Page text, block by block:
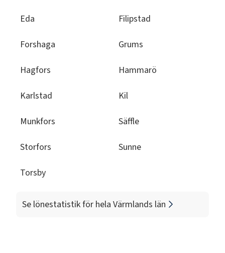
Eda Filipstad
Forshaga Grums
Hagfors Hammarö
Karlstad Kil
Munkfors Säffle
Storfors Sunne
Torsby
Se lönestatistik för hela Värmlands län